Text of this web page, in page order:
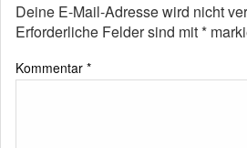
Deine E-Mail-Adresse wird nicht
Erforderliche Felder sind mit*
Kommentar *